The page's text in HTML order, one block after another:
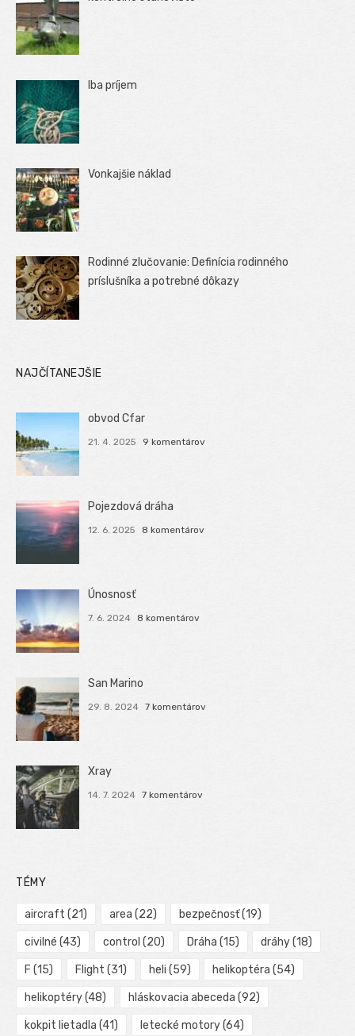
Iba príjem
Vonkajšie náklad
Rodinné zlučovanie: Definícia rodinného
príslušníka a potrebné dôkazy
NAJČÍTANEJŠIE
obvod Cfar
21. 4. 2025 9 komentárov
Pojezdová dráha
12. 6. 2025 8 komentárov
Únosnosť
7. 6. 2024 8 komentárov
San Marino
29. 8. 2024 7 komentárov
Xray
14. 7. 2024 7 komentárov
TÉMY
aircraft (21) area (22) bezpečnosť(19)
civilné (43) control (20) Dráha (15) dráhy(18)
F (15) Flight (31) heli (59) helikoptéra (54)
helikoptéry(48) hláskovacia abeceda (92)
kokpit lietadla (41) letecké motory(64)